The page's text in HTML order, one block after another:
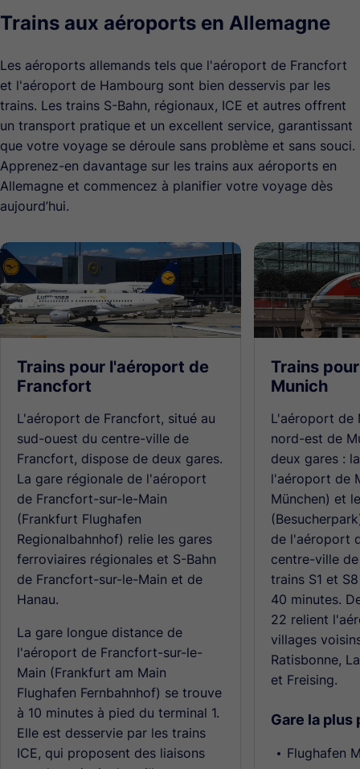
Trains aux aéroports en Allemagne
Les aéroports allemands tels que l'aéroport de Francfort
et l'aéroport de Hambourg sont bien desservis par les
trains. Les trains S-Bahn, régionaux, ICE et autres offrent
un transport pratique et un excellent service, garantissant
que votre voyage se déroule sans problème et sans souci.
Apprenez-en davantage sur les trains aux aéroports en
Allemagne et commencez à planifier votre voyage dès
aujourd’hui.
Trains pour l'aéroport de
Francfort
L'aéroport de Francfort, situé au
sud-ouest du centre-ville de
Francfort, dispose de deux gares.
La gare régionale de l'aéroport
de Francfort-sur-le-Main
(Frankfurt Flughafen
Regionalbahnhof) relie les gares
ferroviaires régionales et S-Bahn
de Francfort-sur-le-Main et de
Hanau.
La gare longue distance de
l'aéroport de Francfort-sur-le-
Main (Frankfurt am Main
Flughafen Fernbahnhof) se trouve
à 10 minutes à pied du terminal 1.
Elle est desservie par les trains
ICE, qui proposent des liaisons
Trains
Munich
L'aéroport de
nord-est de
deux gares :
l'aéroport de
München) et
de l'aéroport
centre-ville
trains S1 et
40 minutes.
22 relient
villages
Ratisbonne,
et Freising.
Gare la plus
Flughafen